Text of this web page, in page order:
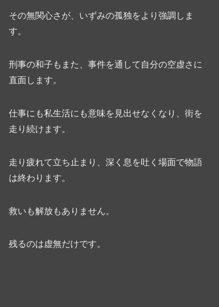
その無関心さが、いずみの孤独をより強調しま
す。
刑事の和子もまた、事件を通して自分の空虚さに
直面します。
仕事にも私生活にも意味を見出せなくなり、街を
走り続けます。
走り疲れて立ち止まり、深く息を吐く場面で物語
は終わります。
救いも解放もありません。
残るのは虚無だけです。